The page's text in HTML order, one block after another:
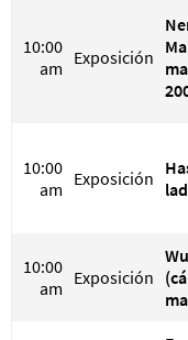
10:00
am Exposición
10:00
am Exposición
10:00
am Exposición